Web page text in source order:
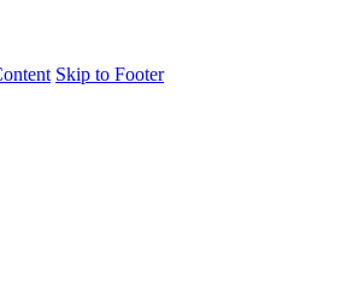
Skip to Footer